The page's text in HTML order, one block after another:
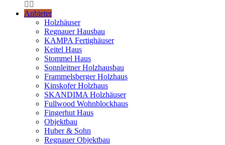
Anbieter
Holzhäuser
Regnauer Hausbau
KAMPA Fertighäuser
Keitel Haus
Stommel Haus
Sonnleitner Holzhausbau
Frammelsberger Holzhaus
Kinskofer Holzhaus
SKANDIMA Holzhäuser
Fullwood Wohnblockhaus
Fingerhut Haus
Objektbau
Huber & Sohn
Regnauer Objektbau